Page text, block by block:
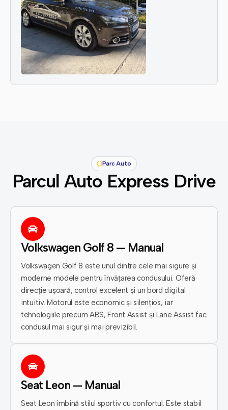
Parc Auto
Parcul Auto Express Drive
Volkswagen Golf 8 — Manual
Volkswagen Golf 8 este unul dintre cele mai sigure și
moderne modele pentru învățarea condusului. Oferă
direcție ușoară, control excelent și un bord digital
intuitiv. Motorul este economic și silențios, iar
tehnologiile precum ABS, Front Assist și Lane Assist fac
condusul mai sigur și mai previzibil.
Seat Leon — Manual
Seat Leon îmbină stilul sportiv cu confortul. Este stabil